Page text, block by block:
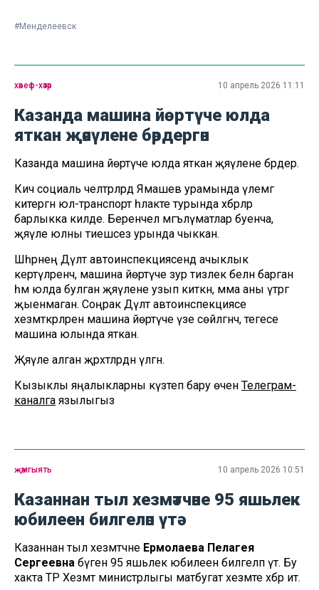
#Менделеевск
хәвеф-хәтәр 10 апрель 2026 11:11
Казанда машина йөртүче юлда
яткан җәяүлене бәрдергән
Казанда машина йөртүче юлда яткан җәяүлене бәрдерә.
Кичә социаль челтәрләрдә Ямашев урамында үлемгә
китергән юл-транспорт һәлакәте турында хәбәрләр
барлыкка килде. Беренчел мәгълүматлар буенча,
җәяүле юлны тиешсез урында чыккан.
Шәһәрнең Дәүләт автоинспекциясендә ачыклык
кертүләренчә, машина йөртүче зур тизлек белән барган
һәм юлда булган җәяүлене узып киткән, әмма аны үтәргә
җыенмаган. Соңрак Дәүләт автоинспекциясе
хезмәткәрләренә машина йөртүче үзе сөйләгәнчә, тегесе
машина юлында яткан.
Җәяүле алган җәрәхәтләрдән үлгән.
Кызыклы яңалыкларны күзәтеп бару өчен Телеграм-
каналга язылыгыз
җәмгыять 10 апрель 2026 10:51
Казаннан тыл хезмәтчәне 95 яшьлек
юбилеен билгеләп үтә
Казаннан тыл хезмәтчәне Ермолаева Пелагея
Сергеевна бүген 95 яшьлек юбилеен билгеләп үтә. Бу
хакта ТР Хезмәт министрлыгы матбугат хезмәте хәбәр итә.